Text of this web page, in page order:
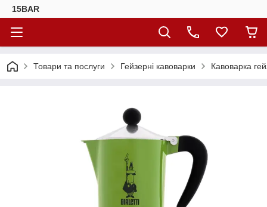
15BAR
Товари та послуги Гейзерні кавоварки Кавоварка